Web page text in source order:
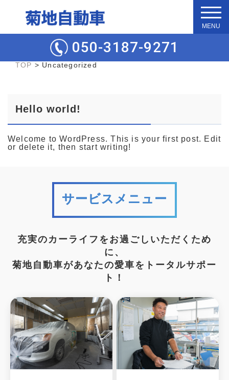
t
o
g
e
t
i
o
050-3187-9271
TOP > Uncategorized
Hello world!
Welcome to WordPress. This is your first post. Edit
or delete it, then start writing!
サービスメニュー
充実のカーライフをお過ごしいただくため
に、
菊地自動車があなたの愛車をトータルサポー
ト！